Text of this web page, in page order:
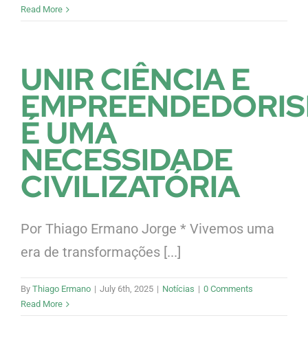
Read More
UNIR CIÊNCIA E
É UMA
NECESSIDADE
CIVILIZATÓRIA
Por Thiago Ermano Jorge * Vivemos uma
era de transformações [...]
By Thiago Ermano | July 6th, 2025 | Notícias | 0 Comments
Read More